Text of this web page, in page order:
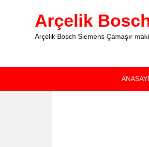
Arçelik
Arçelik Bosch Siemens Çamaşır